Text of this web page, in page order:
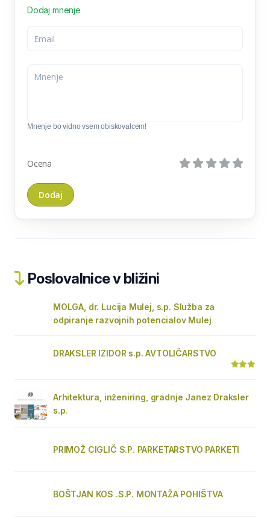
Dodaj mnenje
Mnenje bo vidno vsem obiskovalcem!
Ocena
Poslovalnice v bližini
MOLGA, dr. Lucija Mulej, s.p. Služba za
odpiranje razvojnih potencialov Mulej
DRAKSLER IZIDOR s.p. AVTOLIČARSTVO
Arhitektura, inženiring, gradnje Janez Draksler
s.p.
PRIMOŽ CIGLIČ S.P. PARKETARSTVO PARKETI
BOŠTJAN KOS .S.P. MONTAŽA POHIŠTVA